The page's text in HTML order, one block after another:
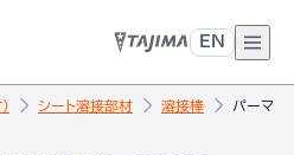
EN
シート溶接部材 溶接棒 パーマ